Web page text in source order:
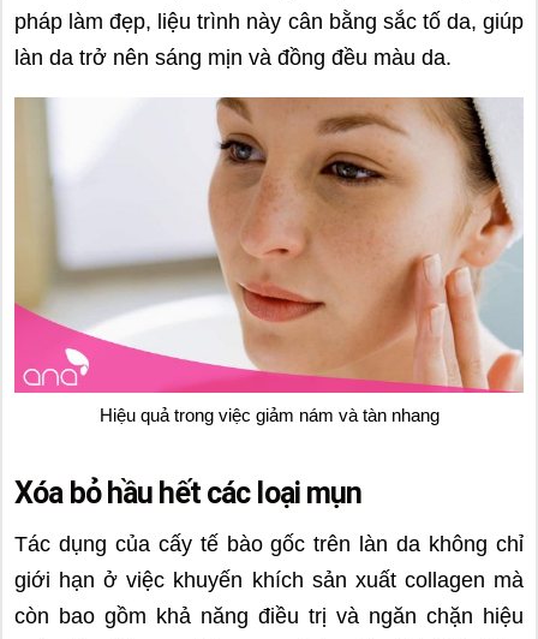
pháp làm đẹp, liệu trình này cân bằng sắc tố da, giúp
làn da trở nên sáng mịn và đồng đều màu da.
Hiệu quả trong việc giảm nám và tàn nhang
Xóa bỏ hầu hết các loại mụn
Tác dụng của cấy tế bào gốc trên làn da không chỉ
giới hạn ở việc khuyến khích sản xuất collagen mà
còn bao gồm khả năng điều trị và ngăn chặn hiệu